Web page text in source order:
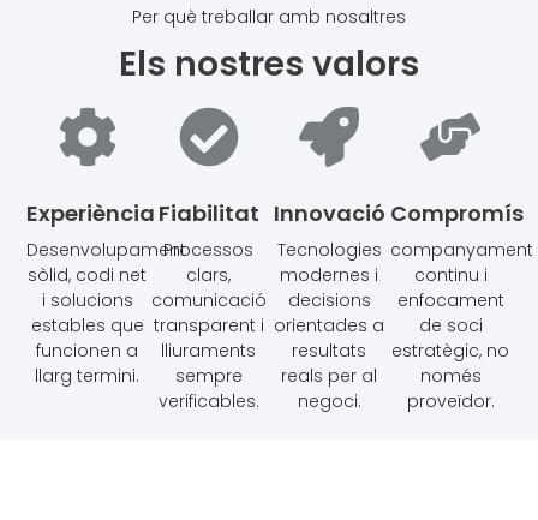
Per què treballar amb nosaltres
Els nostres valors
Experiència
Desenvolupament
sòlid, codi net
i solucions
estables que
funcionen a
llarg termini.
Fiabilitat
Processos
clars,
comunicació
transparent i
lliuraments
sempre
verificables.
Innovació
Tecnologies
modernes i
decisions
orientades a
resultats
reals per al
negoci.
Compromís
companyament
continu i
enfocament
de soci
estratègic, no
només
proveïdor.